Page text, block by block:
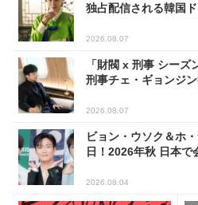
独占配信される韓国
2026.08.07
「財閥 x 刑事 シー
刑事チェ・ギョンジ
2026.08.07
ビョン・ウソク＆ホ
日！2026年秋 日本で
2026.08.04